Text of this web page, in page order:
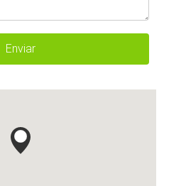
Enviar